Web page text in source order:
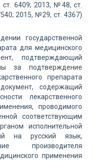
6409; 2013, №48, ст.
2015, №29, ст. 4367)
государственной
для медицинского
подтверждающий
за подтверждение
препарата
содержащий
лекарственного
проводимого
соответствующим
исполнительной
на русский язык,
производителя
применения